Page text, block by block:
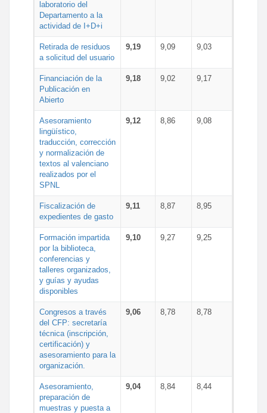
laboratorio del
Departamento a la
actividad de I+D+i
Retirada de residuos
a solicitud del usuario
9,19 9,09 9,03
Financiación de la
Publicación en
Abierto
9,18 9,02 9,17
Asesoramiento
lingüístico,
traducción, corrección
y normalización de
textos al valenciano
realizados por el
SPNL
9,12 8,86 9,08
Fiscalización de
expedientes de gasto
9,11 8,87 8,95
Formación impartida
por la biblioteca,
conferencias y
talleres organizados,
y guías y ayudas
disponibles
9,10 9,27 9,25
Congresos a través
del CFP: secretaría
técnica (inscripción,
certificación) y
asesoramiento para la
organización.
9,06 8,78 8,78
Asesoramiento,
preparación de
muestras y puesta a
9,04 8,84 8,44